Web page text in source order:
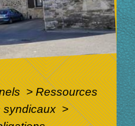
> Ressources
syndicaux>